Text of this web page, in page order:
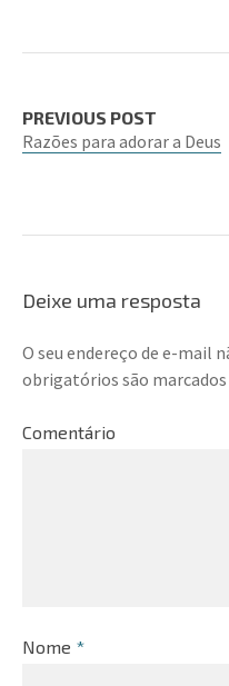
PREVIOUS POST
Razões para adorar a Deus
Deixe uma resposta
O seu endereço de e-mail
obrigatórios são
Comentário
Nome *